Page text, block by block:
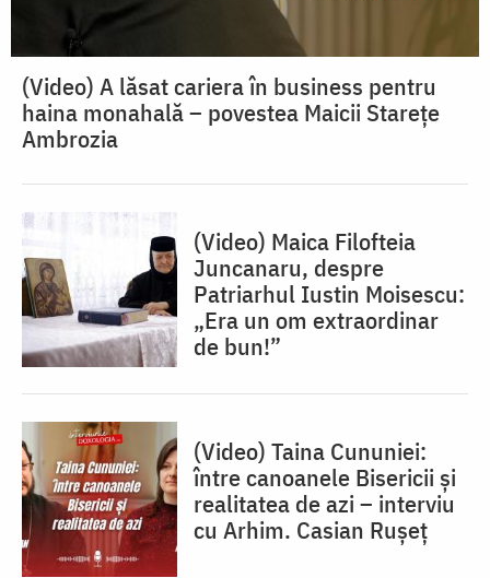
(Video) A lăsat cariera în business pentru
haina monahală – povestea Maicii Starețe
Ambrozia
(Video) Maica Filofteia
Juncanaru, despre
Patriarhul Iustin Moisescu:
„Era un om extraordinar
de bun!”
(Video) Taina Cununiei:
între canoanele Bisericii și
realitatea de azi – interviu
cu Arhim. Casian Rușeț